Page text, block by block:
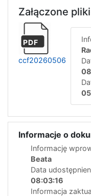
Załączone
PDF
ccf20260506
Informacje o
Informację
Beata
Data
08:03:16
Informacja